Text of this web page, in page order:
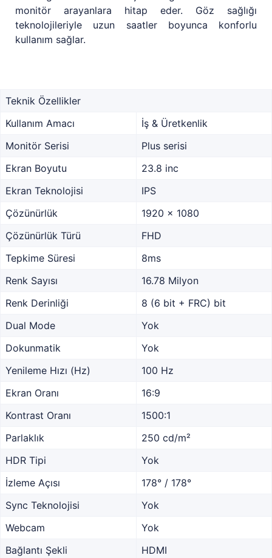
monitör arayanlara hitap eder. Göz sağlığı
teknolojileriyle uzun saatler boyunca konforlu
kullanım sağlar.
Teknik Özellikler
Kullanım Amacı
İş & Üretkenlik
Monitör Serisi
Plus serisi
Ekran Boyutu
23.8 inc
Ekran Teknolojisi
IPS
Çözünürlük
1920 x 1080
Çözünürlük Türü
FHD
Tepkime Süresi
8ms
Renk Sayısı
16.78 Milyon
Renk Derinliği
8 (6 bit + FRC) bit
Dual Mode
Yok
Dokunmatik
Yok
Yenileme Hızı (Hz)
100 Hz
Ekran Oranı
16:9
Kontrast Oranı
1500:1
Parlaklık
250 cd/m²
HDR Tipi
Yok
İzleme Açısı
178° / 178°
Sync Teknolojisi
Yok
Webcam
Yok
Bağlantı Şekli
HDMI